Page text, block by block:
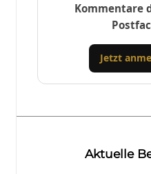
Kommentare
Jetzt
Aktuelle